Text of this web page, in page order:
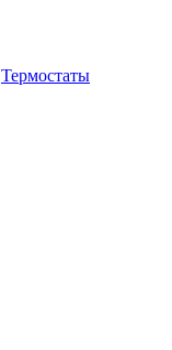
Термостаты